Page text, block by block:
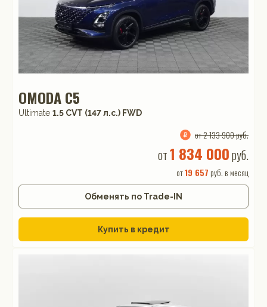
OMODA C5
Ultimate 1.5 CVT (147 л.с.) FWD
от 2 133 900 руб.
от1 834 000руб.
от19 657 руб. в месяц
Обменять по Trade-IN
Купить в кредит